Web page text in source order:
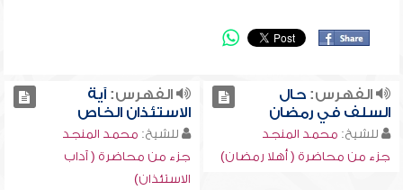
الفهرس:حال
السلف في رمضان
للشيخ: محمد المنجد
جزء من محاضرة ( أهلا رمضان)
الفهرس:آية
الاستئذان الخاص
للشيخ: محمد المنجد
جزء من محاضرة ( آداب
الاستئذان)